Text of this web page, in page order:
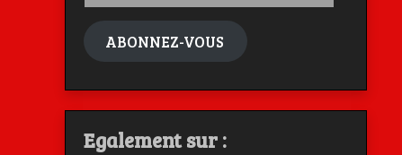
mail
ABONNEZ-VOUS
Egalement sur :